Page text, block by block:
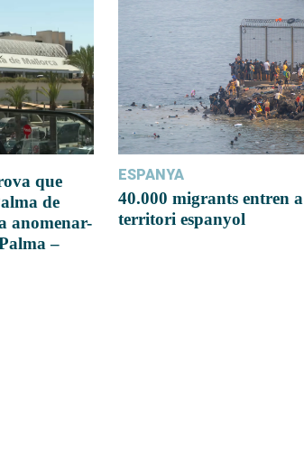
que
de
anomenar-
–
ESPANYA
40.000 migrants entren a
territori espanyol